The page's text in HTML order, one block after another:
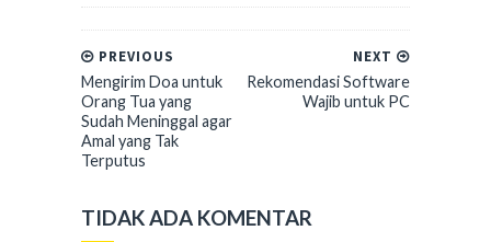
NEXT
Rekomendasi Software
Wajib untuk PC
PREVIOUS
Mengirim Doa untuk
Orang Tua yang
Sudah Meninggal agar
Amal yang Tak
Terputus
TIDAK ADA KOMENTAR